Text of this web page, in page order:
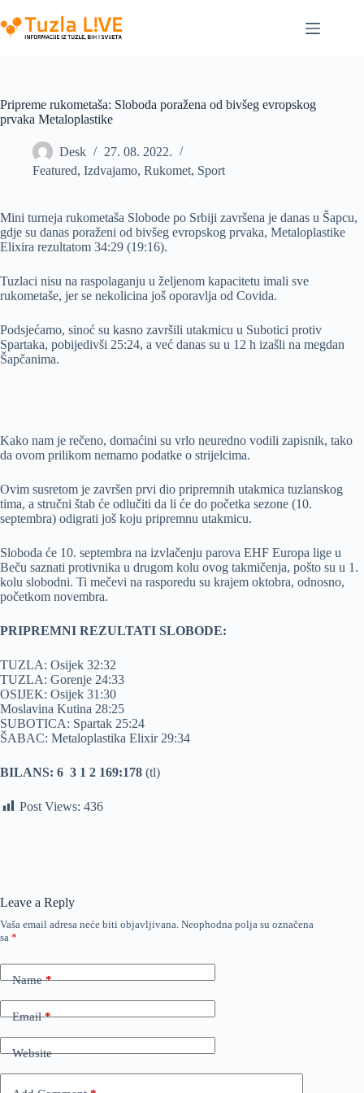
to
content
Pripreme rukometaša: Sloboda poražena od bivšeg evropskog
prvaka Metaloplastike
Desk
27. 08. 2022.
Featured, Izdvajamo, Rukomet, Sport
Mini turneja rukometaša Slobode po Srbiji završena je danas u Šapcu,
gdje su danas poraženi od bivšeg evropskog prvaka, Metaloplastike
Elixira rezultatom 34:29 (19:16).
Tuzlaci nisu na raspolaganju u željenom kapacitetu imali sve
rukometaše, jer se nekolicina još oporavlja od Covida.
Podsjećamo, sinoć su kasno završili utakmicu u Subotici protiv
Spartaka, pobijedivši 25:24, a već danas su u 12 h izašli na megdan
Šapčanima.
Kako nam je rečeno, domaćini su vrlo neuredno vodili zapisnik, tako
da ovom prilikom nemamo podatke o strijelcima.
Ovim susretom je završen prvi dio pripremnih utakmica tuzlanskog
tima, a stručni štab će odlučiti da li će do početka sezone (10.
septembra) odigrati još koju pripremnu utakmicu.
Sloboda će 10. septembra na izvlačenju parova EHF Europa lige u
Beču saznati protivnika u drugom kolu ovog takmičenja, pošto su u 1.
kolu slobodni. Ti mečevi na rasporedu su krajem oktobra, odnosno,
početkom novembra.
PRIPREMNI REZULTATI SLOBODE:
TUZLA: Osijek 32:32
TUZLA: Gorenje 24:33
OSIJEK: Osijek 31:30
Moslavina Kutina 28:25
SUBOTICA: Spartak 25:24
ŠABAC: Metaloplastika Elixir 29:34
BILANS: 6 3 1 2 169:178 (tl)
Post Views: 436
Leave a Reply
Vaša email adresa neće biti objavljivana. Neophodna polja su označena
sa *
Name*
Email*
Website